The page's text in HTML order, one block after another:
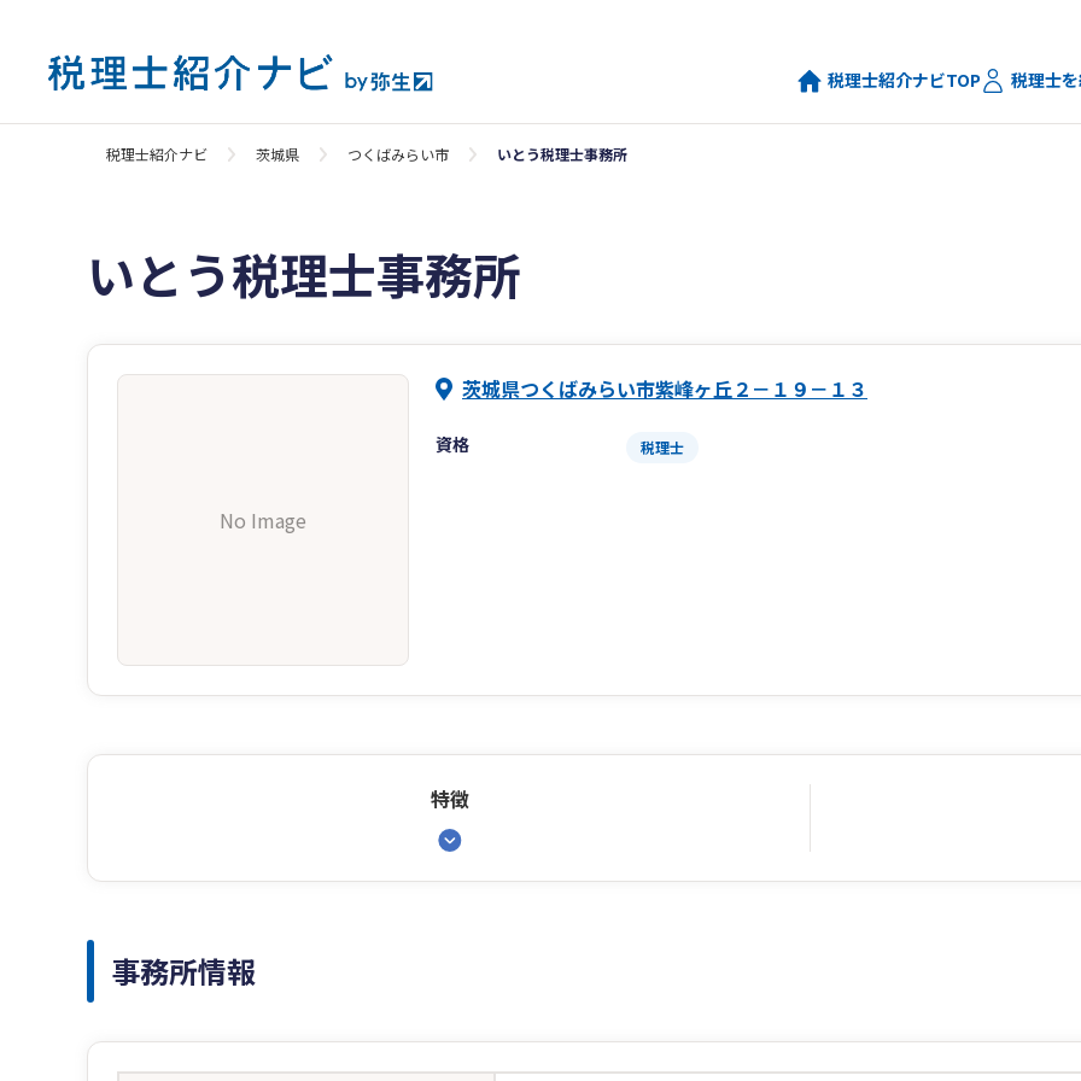
税理士紹介ナビTOP 税理士
税理士紹介ナビ 茨城県 つくばみらい市 いとう税理士事務所
いとう税理士事務所
No Image
茨城県つくばみらい市紫峰ヶ丘２－１９－１３
資格 税理士
特徴
事務所情報